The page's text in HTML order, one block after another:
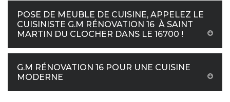
POSE DE MEUBLE DE CUISINE, APPELEZ LE
CUISINISTE G.M RÉNOVATION 16 À SAINT
MARTIN DU CLOCHER DANS LE 16700 !
G.M RÉNOVATION 16 POUR UNE CUISINE
MODERNE